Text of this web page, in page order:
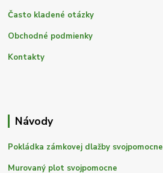
Často kladené otázky
Obchodné podmienky
Kontakty
Návody
Pokládka zámkovej dlažby svojpomocne
Murovaný plot svojpomocne